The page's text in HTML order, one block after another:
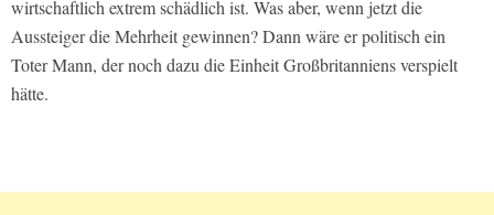
wirtschaftlich extrem schädlich ist. Was aber, wenn jetzt die
Aussteiger die Mehrheit gewinnen? Dann wäre er politisch ein
Toter Mann, der noch dazu die Einheit Großbritanniens verspielt
hätte.